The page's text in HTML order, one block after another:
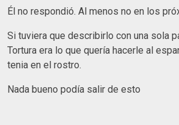
Él no respondió. Al menos no en los
Si tuviera que describirlo con una sola
Tortura era lo que quería hacerle al
tenia en el rostro.
Nada bueno podía salir de esto